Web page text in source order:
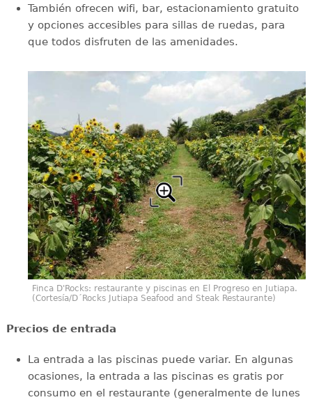
También ofrecen wifi, bar, estacionamiento gratuito
y opciones accesibles para sillas de ruedas, para
que todos disfruten de las amenidades.
Finca D'Rocks: restaurante y piscinas en El Progreso en Jutiapa.
(Cortesía/D´Rocks Jutiapa Seafood and Steak Restaurante)
Precios de entrada
La entrada a las piscinas puede variar. En algunas
ocasiones, la entrada a las piscinas es gratis por
consumo en el restaurante (generalmente de lunes